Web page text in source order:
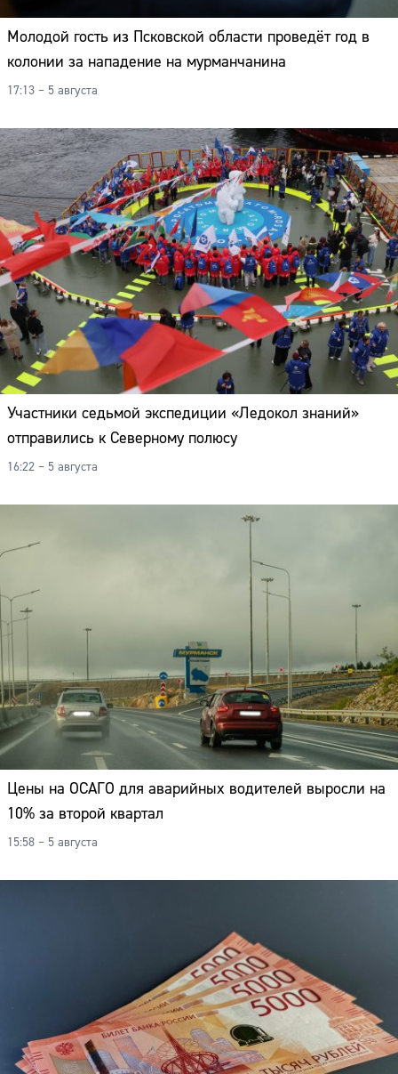
Молодой гость из Псковской области проведёт год в
колонии за нападение на мурманчанина
17:13 – 5 августа
Участники седьмой экспедиции «Ледокол знаний»
отправились к Северному полюсу
16:22 – 5 августа
Цены на ОСАГО для аварийных водителей выросли на
10% за второй квартал
15:58 – 5 августа